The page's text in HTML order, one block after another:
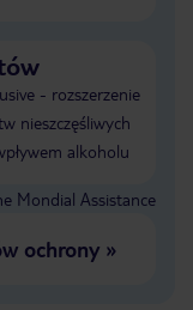
- rozszerzenie
nieszczęśliwych
alkoholu
Mondial Assistance
ochrony»